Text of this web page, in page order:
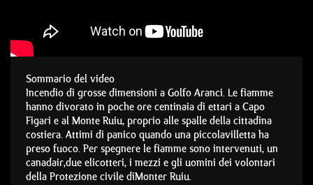
Sommario del video
Incendio di grosse dimensioni a Golfo Aranci. Le fiamme
hanno divorato in poche ore centinaia di ettari a Capo
Figari e al Monte Ruiu, proprio alle spalle della cittadina
costiera. Attimi di panico quando una piccolavilletta ha
preso fuoco. Per spegnere le fiamme sono intervenuti, un
canadair,due elicotteri, i mezzi e gli uomini dei volontari
della Protezione civile diMonter Ruiu.